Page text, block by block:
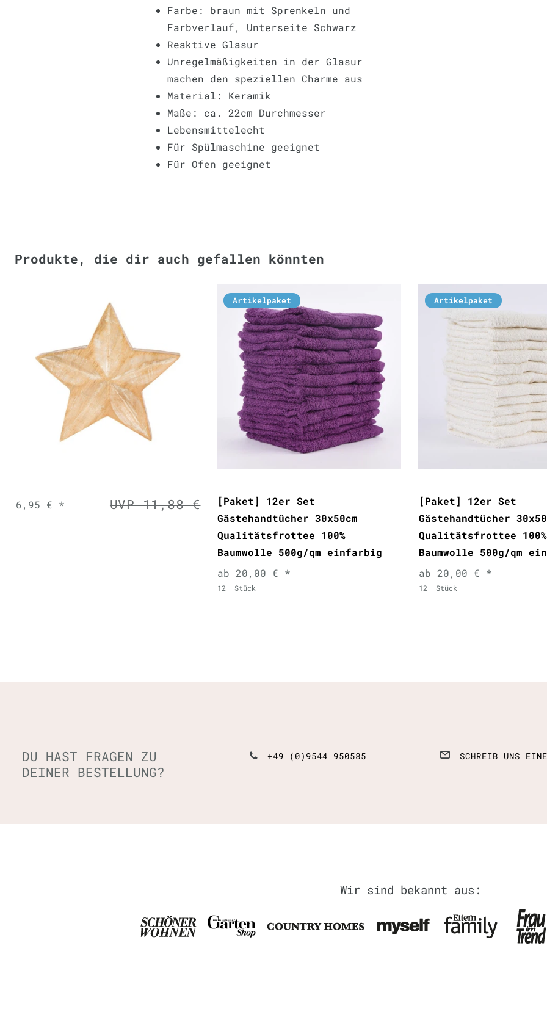
Farbe: braun mit Sprenkeln und
Farbverlauf, Unterseite Schwarz
Reaktive Glasur
Unregelmäßigkeiten in der Glasur
machen den speziellen Charme aus
Material: Keramik
Maße: ca. 22cm Durchmesser
Lebensmittelecht
Für Spülmaschine geeignet
Für Ofen geeignet
Produkte, die dir auch gefallen könnten
UVP 11,88 €
6,95 € *
Artikelpaket
[Paket] 12er Set
Gästehandtücher 30x50cm
Qualitätsfrottee 100%
Baumwolle 500g/qm einfarbig
ab 20,00 € *
12 Stück
Artikelpaket
[Paket] 12er Set
Gästehandtücher
Qualitätsfrottee 100%
Baumwolle 500g/qm
ab 20,00 € *
12 Stück
DU HAST FRAGEN ZU
DEINER BESTELLUNG?
+49 (0)9544 950585 SCHREIB UNS
Wir sind bekannt aus: